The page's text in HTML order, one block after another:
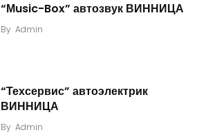
“Мusic-Box” автозвук ВИННИЦА
By Admin
“Техсервис” автоэлектрик
ВИННИЦА
By Admin